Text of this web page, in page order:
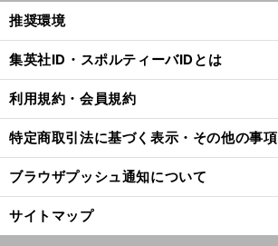
推奨環境
集英社ID・スポルティーバIDとは
利用規約・会員規約
特定商取引法に基づく表示・その他の事項
ブラウザプッシュ通知について
サイトマップ